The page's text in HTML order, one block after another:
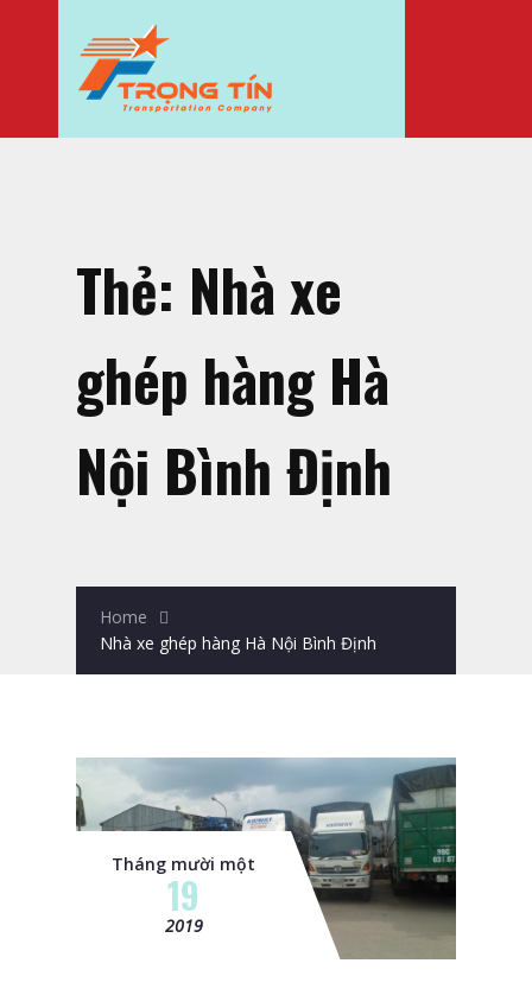
Thẻ: Nhà xe
ghép hàng Hà
Nội Bình Định
Home
Nhà xe ghép hàng Hà Nội Bình Định
Tháng mười một
19
2019